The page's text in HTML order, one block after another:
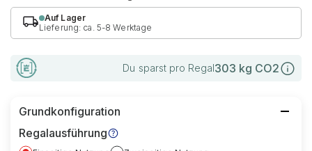
Auf Lager
Lieferung: ca. 5-8 Werktage
Du sparst pro Regal303 kg CO2
Grundkonfiguration
Regalausführung